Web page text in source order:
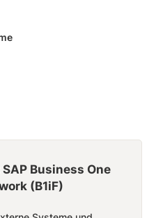
Business One
(B1iF)